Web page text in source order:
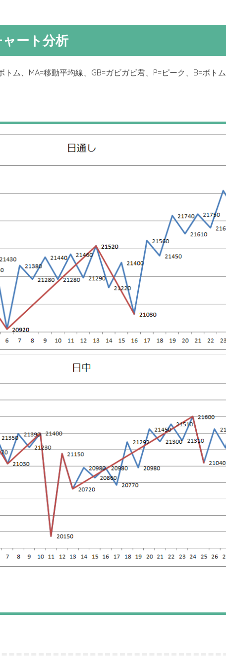
ャート分析
トム、MA=移動平均線、GB=ガビガビ君、P=ピーク、B=ボトム